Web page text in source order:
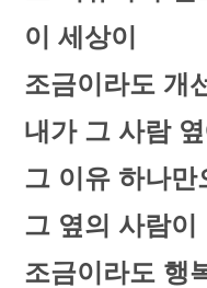
이 세상이
조금이라도 개
내가 그 사람
그 이유 하나만
그 옆의 사람이
조금이라도 행